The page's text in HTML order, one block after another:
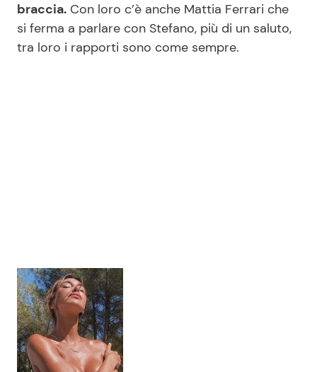
braccia. Con loro c’è anche Mattia Ferrari che
si ferma a parlare con Stefano, più di un saluto,
tra loro i rapporti sono come sempre.